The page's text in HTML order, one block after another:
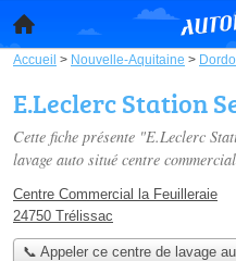
Accueil > Nouvelle-Aquitaine >
E.Leclerc Station
Cette fiche présente "E.Leclerc
lavage auto situé centre
Centre Commercial la Feuilleraie
24750 Trélissac
📞 Appeler ce centre de lavage